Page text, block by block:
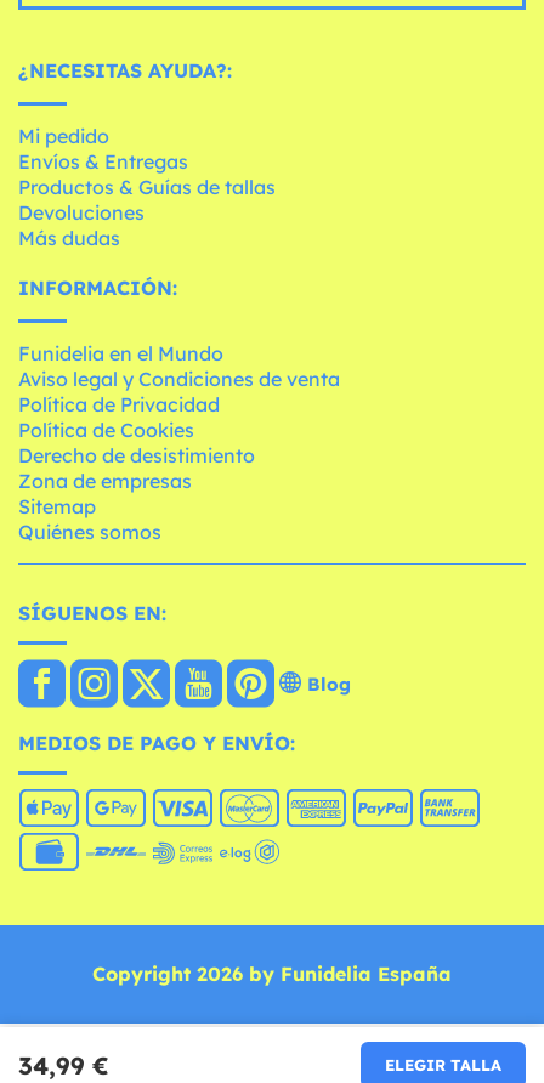
34,99 € ELEGIR TALLA
¿NECESITAS AYUDA?:
Mi pedido
Envíos & Entregas
Productos & Guías de tallas
Devoluciones
Más dudas
INFORMACIÓN:
Funidelia en el Mundo
Aviso legal y Condiciones de venta
Política de Privacidad
Política de Cookies
Derecho de desistimiento
Zona de empresas
Sitemap
Quiénes somos
SÍGUENOS EN:
Blog
MEDIOS DE PAGO Y ENVÍO:
Copyright 2026 by Funidelia España